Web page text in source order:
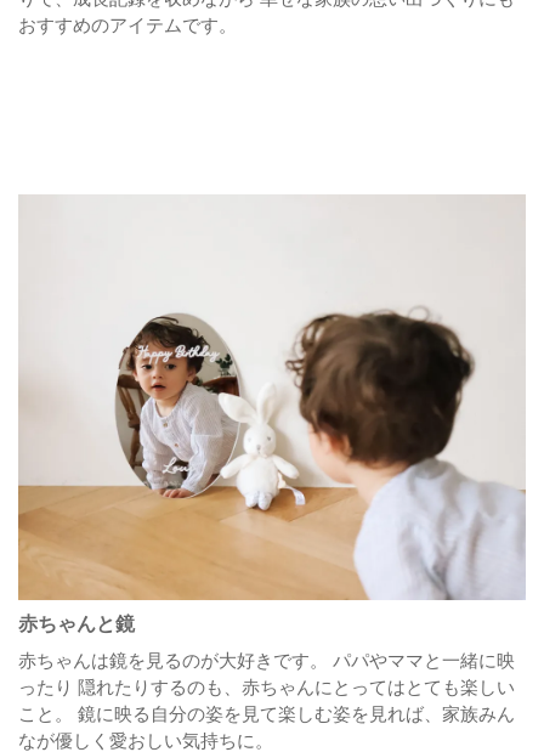
おすすめのアイテムです。
赤ちゃんと鏡
赤ちゃんは鏡を見るのが大好きです。
パパやママと一緒に映
ったり 隠れたりするのも、赤ちゃんにとってはとても楽しい
こと。
鏡に映る自分の姿を見て楽しむ姿を見れば、家族みん
なが優しく愛おしい気持ちに。